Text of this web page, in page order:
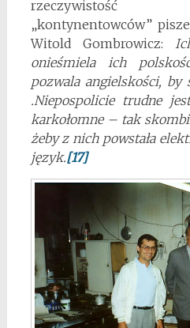
rzeczywistość
„kontynentowców”
Witold Gombrowicz:
onieśmiela ich
pozwala angielskości, by
.Niepospolicie trudne
karkołomne – tak
żeby z nich powstała
język.[17]